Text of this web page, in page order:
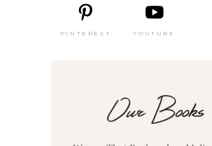
PINTEREST YOUTUBE